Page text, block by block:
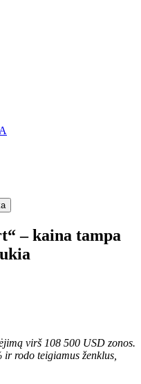
– kaina tampa
virš 108 500 USD zonos.
rodo teigiamus ženklus,